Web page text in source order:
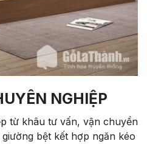
NGHIỆP
từ khâu tư vấn, vận chuyển
bệt kết hợp ngăn kéo